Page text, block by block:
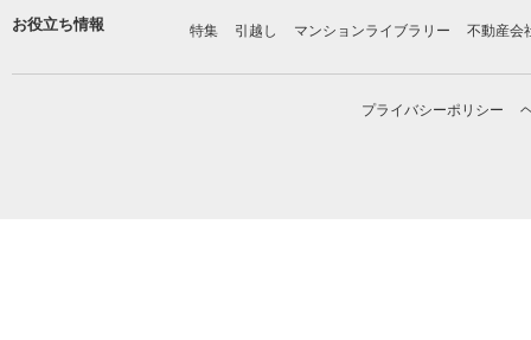
お役立ち情報 特集 引越し マンションライブラリー 不動産会
プライバシーポリシー